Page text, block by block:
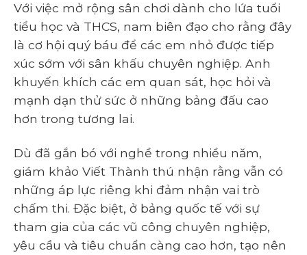
Với việc mở rộng sân chơi dành cho lứa tuổi
tiểu học và THCS, nam biên đạo cho rằng đây
là cơ hội quý báu để các em nhỏ được tiếp
xúc sớm với sân khấu chuyên nghiệp. Anh
khuyến khích các em quan sát, học hỏi và
mạnh dạn thử sức ở những bảng đấu cao
hơn trong tương lai.
Dù đã gắn bó với nghề trong nhiều năm,
giám khảo Viết Thành thú nhận rằng vẫn có
những áp lực riêng khi đảm nhận vai trò
chấm thi. Đặc biệt, ở bảng quốc tế với sự
tham gia của các vũ công chuyên nghiệp,
yêu cầu và tiêu chuẩn càng cao hơn, tạo nên